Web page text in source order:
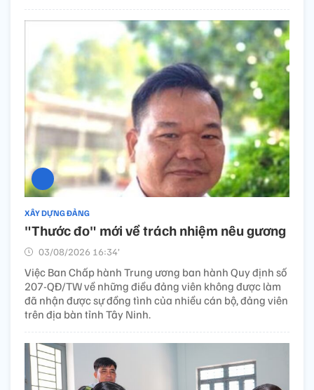
XÂY DỰNG ĐẢNG
"Thước đo" mới về trách nhiệm nêu gương
03/08/2026 16:34’
Việc Ban Chấp hành Trung ương ban hành Quy định số
207-QĐ/TW về những điều đảng viên không được làm
đã nhận được sự đồng tình của nhiều cán bộ, đảng viên
trên địa bàn tỉnh Tây Ninh.